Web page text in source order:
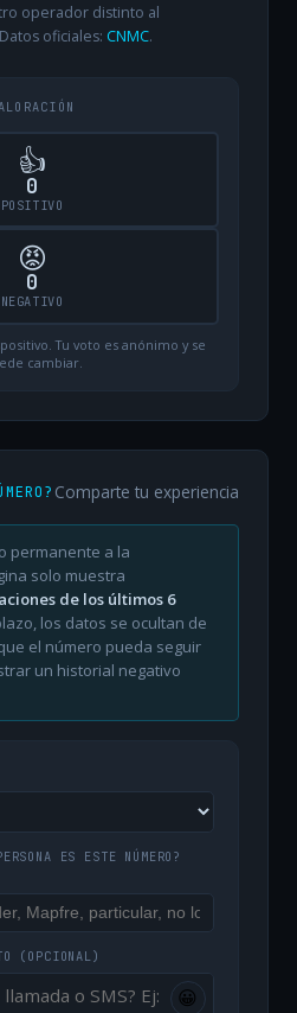
operador distinto al
oficiales: CNMC.
👍
0
POSITIVO
😡
0
NEGATIVO
Tu voto es anónimo y se
cambiar.
Comparte tu experiencia
permanente a la
solo muestra
de los últimos 6
los datos se ocultan de
el número pueda seguir
un historial negativo
ES ESTE NÚMERO?
(OPCIONAL)
😀